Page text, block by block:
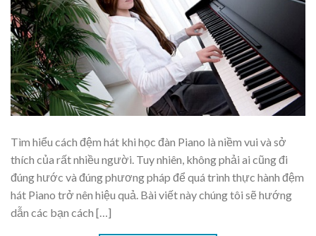
Tìm hiểu cách đệm hát khi học đàn Piano là niềm vui và sở
thích của rất nhiều người. Tuy nhiên, không phải ai cũng đi
đúng hước và đúng phương pháp để quá trình thực hành đệm
hát Piano trở nên hiệu quả. Bài viết này chúng tôi sẽ hướng
dẫn các bạn cách […]